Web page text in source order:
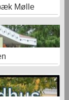
Mølle